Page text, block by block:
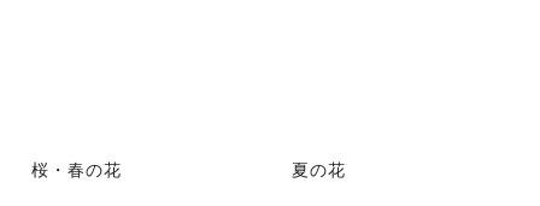
桜・春の花 夏の花